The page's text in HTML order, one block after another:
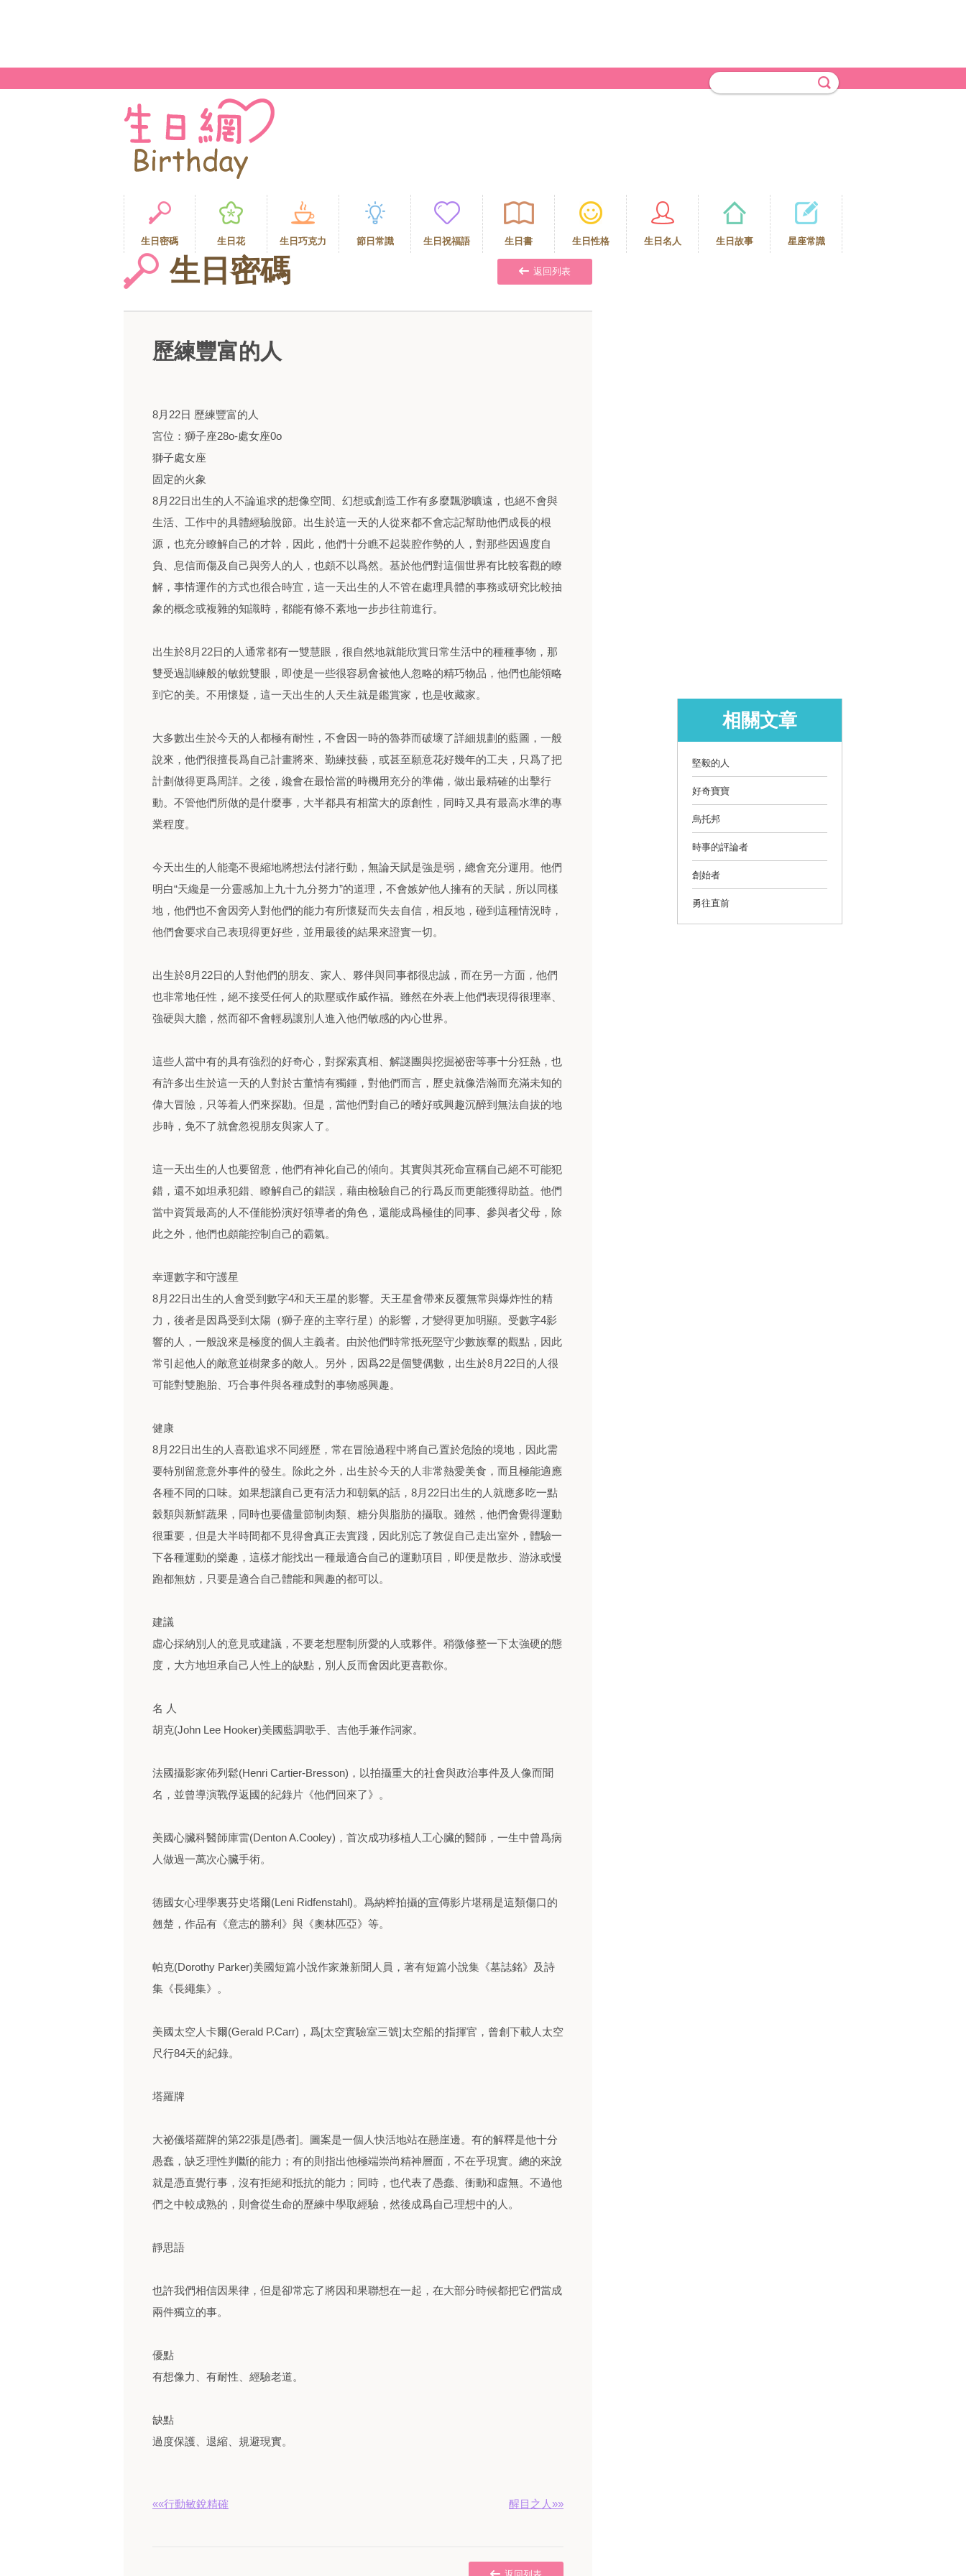
生日密碼 生日花 生日巧克力 節日常識 生日祝福語 生日書 生日性格 生日名人 生日故事 星座常識
生日密碼 返回列表
歷練豐富的人
8月22日 歷練豐富的人
宮位：獅子座28o-處女座0o
獅子處女座
固定的火象
8月22日出生的人不論追求的想像空間、幻想或創造工作有多麼飄渺曠遠，也絕不會與
生活、工作中的具體經驗脫節。出生於這一天的人從來都不會忘記幫助他們成長的根
源，也充分瞭解自己的才幹，因此，他們十分瞧不起裝腔作勢的人，對那些因過度自
負、息信而傷及自己與旁人的人，也頗不以爲然。基於他們對這個世界有比較客觀的瞭
解，事情運作的方式也很合時宜，這一天出生的人不管在處理具體的事務或研究比較抽
象的概念或複雜的知識時，都能有條不紊地一步步往前進行。
出生於8月22日的人通常都有一雙慧眼，很自然地就能欣賞日常生活中的種種事物，那
雙受過訓練般的敏銳雙眼，即使是一些很容易會被他人忽略的精巧物品，他們也能領略
到它的美。不用懷疑，這一天出生的人天生就是鑑賞家，也是收藏家。
大多數出生於今天的人都極有耐性，不會因一時的魯莽而破壞了詳細規劃的藍圖，一般
說來，他們很擅長爲自己計畫將來、勤練技藝，或甚至願意花好幾年的工夫，只爲了把
計劃做得更爲周詳。之後，纔會在最恰當的時機用充分的準備，做出最精確的出擊行
動。不管他們所做的是什麼事，大半都具有相當大的原創性，同時又具有最高水準的專
業程度。
今天出生的人能毫不畏縮地將想法付諸行動，無論天賦是強是弱，總會充分運用。他們
明白“天纔是一分靈感加上九十九分努力”的道理，不會嫉妒他人擁有的天賦，所以同樣
地，他們也不會因旁人對他們的能力有所懷疑而失去自信，相反地，碰到這種情況時，
他們會要求自己表現得更好些，並用最後的結果來證實一切。
出生於8月22日的人對他們的朋友、家人、夥伴與同事都很忠誠，而在另一方面，他們
也非常地任性，絕不接受任何人的欺壓或作威作福。雖然在外表上他們表現得很理率、
強硬與大膽，然而卻不會輕易讓別人進入他們敏感的內心世界。
這些人當中有的具有強烈的好奇心，對探索真相、解謎團與挖掘祕密等事十分狂熱，也
有許多出生於這一天的人對於古董情有獨鍾，對他們而言，歷史就像浩瀚而充滿未知的
偉大冒險，只等着人們來探勘。但是，當他們對自己的嗜好或興趣沉醉到無法自拔的地
步時，免不了就會忽視朋友與家人了。
這一天出生的人也要留意，他們有神化自己的傾向。其實與其死命宣稱自己絕不可能犯
錯，還不如坦承犯錯、瞭解自己的錯誤，藉由檢驗自己的行爲反而更能獲得助益。他們
當中資質最高的人不僅能扮演好領導者的角色，還能成爲極佳的同事、參與者父母，除
此之外，他們也頗能控制自己的霸氣。
幸運數字和守護星
8月22日出生的人會受到數字4和天王星的影響。天王星會帶來反覆無常與爆炸性的精
力，後者是因爲受到太陽（獅子座的主宰行星）的影響，才變得更加明顯。受數字4影
響的人，一般說來是極度的個人主義者。由於他們時常抵死堅守少數族羣的觀點，因此
常引起他人的敵意並樹衆多的敵人。另外，因爲22是個雙偶數，出生於8月22日的人很
可能對雙胞胎、巧合事件與各種成對的事物感興趣。
健康
8月22日出生的人喜歡追求不同經歷，常在冒險過程中將自己置於危險的境地，因此需
要特別留意意外事件的發生。除此之外，出生於今天的人非常熱愛美食，而且極能適應
各種不同的口味。如果想讓自己更有活力和朝氣的話，8月22日出生的人就應多吃一點
穀類與新鮮蔬果，同時也要儘量節制肉類、糖分與脂肪的攝取。雖然，他們會覺得運動
很重要，但是大半時間都不見得會真正去實踐，因此別忘了敦促自己走出室外，體驗一
下各種運動的樂趣，這樣才能找出一種最適合自己的運動項目，即便是散步、游泳或慢
跑都無妨，只要是適合自己體能和興趣的都可以。
建議
虛心採納別人的意見或建議，不要老想壓制所愛的人或夥伴。稍微修整一下太強硬的態
度，大方地坦承自己人性上的缺點，別人反而會因此更喜歡你。
名 人
胡克(John Lee Hooker)美國藍調歌手、吉他手兼作詞家。
法國攝影家佈列鬆(Henri Cartier-Bresson)，以拍攝重大的社會與政治事件及人像而聞
名，並曾導演戰俘返國的紀錄片《他們回來了》。
美國心臟科醫師庫雷(Denton A.Cooley)，首次成功移植人工心臟的醫師，一生中曾爲病
人做過一萬次心臟手術。
德國女心理學裏芬史塔爾(Leni Ridfenstahl)。爲納粹拍攝的宣傳影片堪稱是這類傷口的
翹楚，作品有《意志的勝利》與《奧林匹亞》等。
帕克(Dorothy Parker)美國短篇小說作家兼新聞人員，著有短篇小說集《墓誌銘》及詩
集《長繩集》。
美國太空人卡爾(Gerald P.Carr)，爲[太空實驗室三號]太空船的指揮官，曾創下載人太空
尺行84天的紀錄。
塔羅牌
大祕儀塔羅牌的第22張是[愚者]。圖案是一個人快活地站在懸崖邊。有的解釋是他十分
愚蠢，缺乏理性判斷的能力；有的則指出他極端崇尚精神層面，不在乎現實。總的來說
就是憑直覺行事，沒有拒絕和抵抗的能力；同時，也代表了愚蠢、衝動和虛無。不過他
們之中較成熟的，則會從生命的歷練中學取經驗，然後成爲自己理想中的人。
靜思語
也許我們相信因果律，但是卻常忘了將因和果聯想在一起，在大部分時候都把它們當成
兩件獨立的事。
優點
有想像力、有耐性、經驗老道。
缺點
過度保護、退縮、規避現實。
««行動敏銳精確 醒目之人»»
相關文章
堅毅的人
好奇寶寶
烏托邦
時事的評論者
創始者
勇往直前